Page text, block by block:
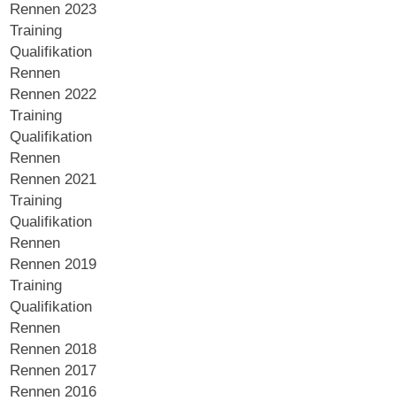
Rennen 2023
Training
Qualifikation
Rennen
Rennen 2022
Training
Qualifikation
Rennen
Rennen 2021
Training
Qualifikation
Rennen
Rennen 2019
Training
Qualifikation
Rennen
Rennen 2018
Rennen 2017
Rennen 2016